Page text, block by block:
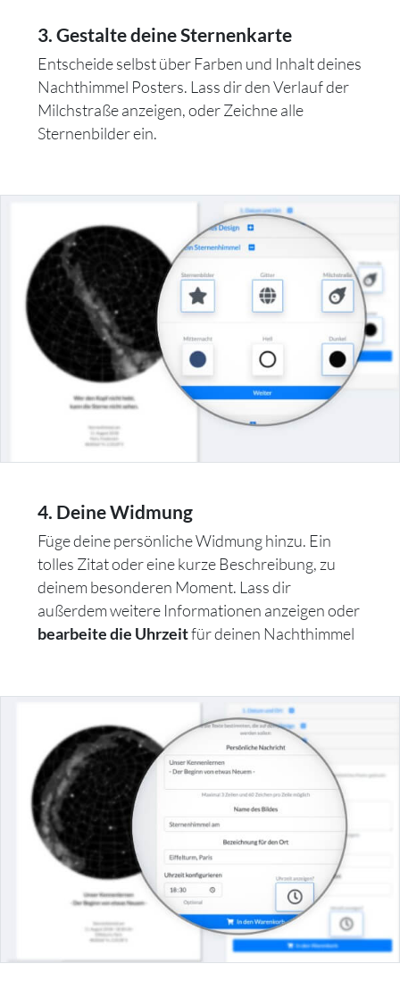
3. Gestalte deine Sternenkarte
Entscheide selbst über Farben und Inhalt deines
Nachthimmel Posters. Lass dir den Verlauf der
Milchstraße anzeigen, oder Zeichne alle
Sternenbilder ein.
4. Deine Widmung
Füge deine persönliche Widmung hinzu. Ein
tolles Zitat oder eine kurze Beschreibung, zu
deinem besonderen Moment. Lass dir
außerdem weitere Informationen anzeigen oder
bearbeite die Uhrzeitfür deinen Nachthimmel